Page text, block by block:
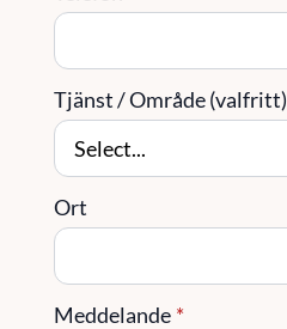
Tjänst / Område (valfritt)
Ort
Meddelande *